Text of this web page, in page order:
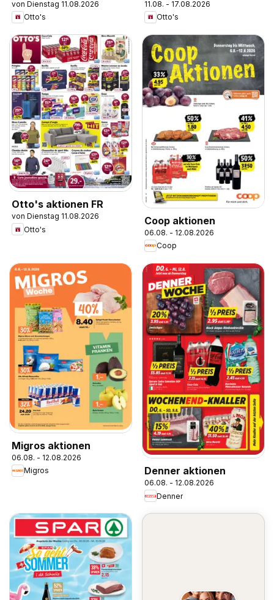
von Dienstag 11.08.2026
Otto's
11.08. - 17.08.2026
Otto's
Otto's aktionen FR
von Dienstag 11.08.2026
Otto's
Coop aktionen
06.08. - 12.08.2026
Coop
Migros aktionen
06.08. - 12.08.2026
Migros
Denner aktionen
06.08. - 12.08.2026
Denner